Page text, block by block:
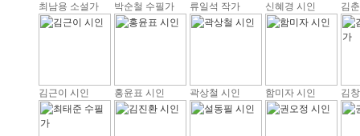
최남용 소설가 박순철 수필가 류일석 작가 신혜경 시인 김
김근이 시인 홍윤표 시인 곽상철 시인 함미자 시인 김